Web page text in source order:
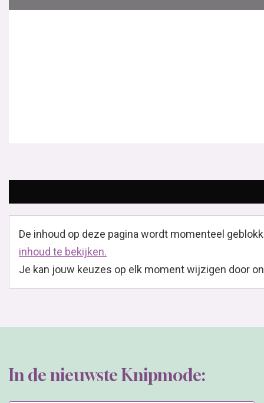
De inhoud op deze pagina wordt momenteel
inhoud te bekijken.
Je kan jouw keuzes op elk moment wijzigen door
In de nieuwste Knipmode: